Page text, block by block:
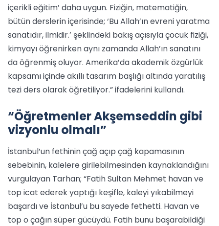
içerikli eğitim’ daha uygun. Fiziğin, matematiğin,
bütün derslerin içerisinde; ‘Bu Allah’ın evreni yaratma
sanatıdır, ilmidir.’ şeklindeki bakış açısıyla çocuk fiziği,
kimyayı öğrenirken aynı zamanda Allah’ın sanatını
da öğrenmiş oluyor. Amerika’da akademik özgürlük
kapsamı içinde akıllı tasarım başlığı altında yaratılış
tezi ders olarak öğretiliyor.” ifadelerini kullandı.
“Öğretmenler Akşemseddin gibi
vizyonlu olmalı”
İstanbul’un fethinin çağ açıp çağ kapamasının
sebebinin, kalelere girilebilmesinden kaynaklandığını
vurgulayan Tarhan; “Fatih Sultan Mehmet havan ve
top icat ederek yaptığı keşifle, kaleyi yıkabilmeyi
başardı ve İstanbul’u bu sayede fethetti. Havan ve
top o çağın süper gücüydü. Fatih bunu başarabildiği